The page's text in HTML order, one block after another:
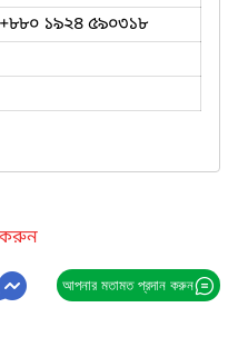
+৮৮০ ১৯২৪ ৫৯০৩১৮
করুন
আপনার মতামত প্রদান করুন